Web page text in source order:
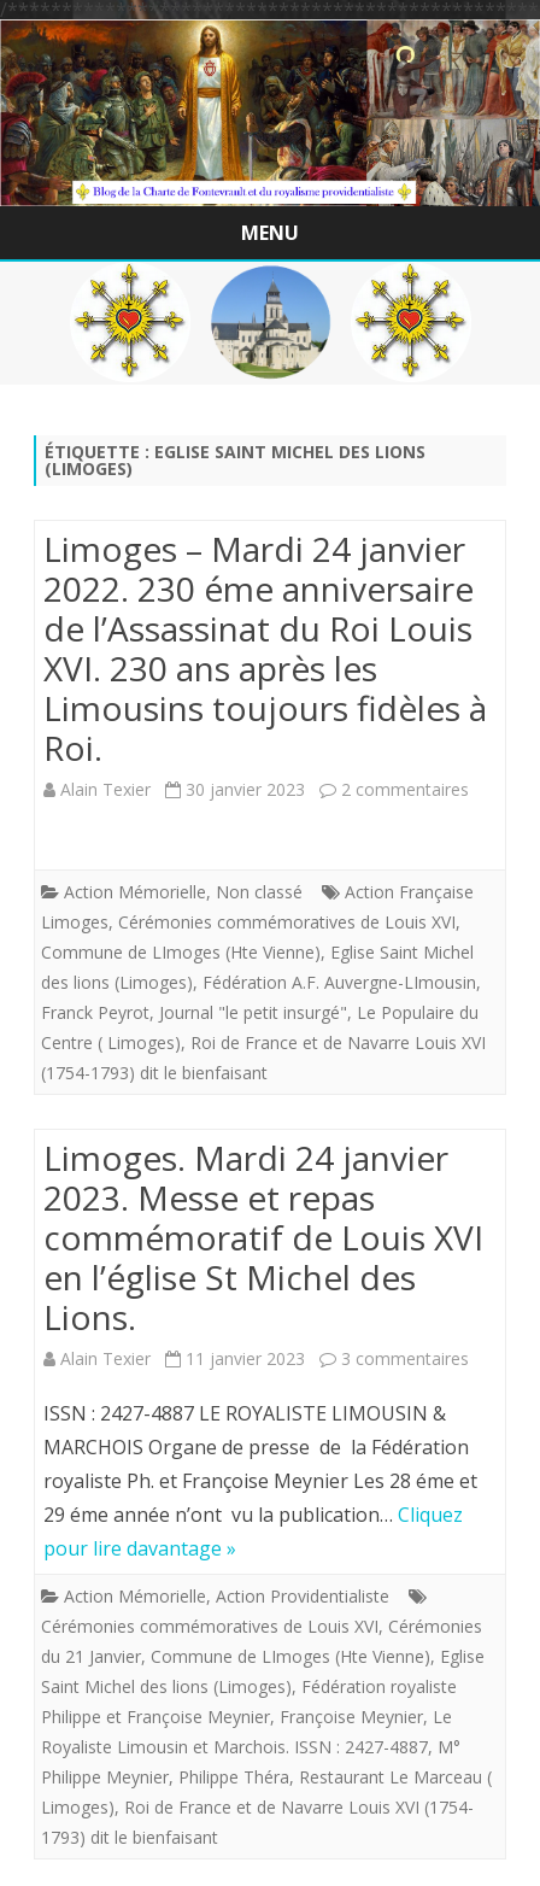
/
MENU
Skip
to
content
ÉTIQUETTE : EGLISE SAINT MICHEL DES LIONS
(LIMOGES)
Limoges – Mardi 24 janvier
2022. 230 éme anniversaire
de l’Assassinat du Roi Louis
XVI. 230 ans après les
Limousins toujours fidèles à
Roi.
Alain Texier 30 janvier 2023 2 commentaires
24
2022.
Action Mémorielle, Non classé
Action Française
Limoges, Cérémonies commémoratives de Louis XVI,
Commune de LImoges (Hte Vienne), Eglise Saint Michel
des lions (Limoges), Fédération A.F. Auvergne-LImousin,
Franck Peyrot, Journal "le petit insurgé", Le Populaire du
Centre ( Limoges), Roi de France et de Navarre Louis XVI
(1754-1793) dit le bienfaisant
Limoges. Mardi 24 janvier
2023. Messe et repas
commémoratif de Louis XVI
en l’église St Michel des
Lions.
Alain Texier 11 janvier 2023 3 commentaires
24
et
de
ISSN : 2427-4887 LE ROYALISTE LIMOUSIN &
MARCHOIS Organe de presse de la Fédération
royaliste Ph. et Françoise Meynier Les 28 éme et
29 éme année n’ont vu la publication… Cliquez
pour lire davantage »
Action Mémorielle, Action Providentialiste
Cérémonies commémoratives de Louis XVI, Cérémonies
du 21 Janvier, Commune de LImoges (Hte Vienne), Eglise
Saint Michel des lions (Limoges), Fédération royaliste
Philippe et Françoise Meynier, Françoise Meynier, Le
Royaliste Limousin et Marchois. ISSN : 2427-4887, M°
Philippe Meynier, Philippe Théra, Restaurant Le Marceau (
Limoges), Roi de France et de Navarre Louis XVI (1754-
1793) dit le bienfaisant